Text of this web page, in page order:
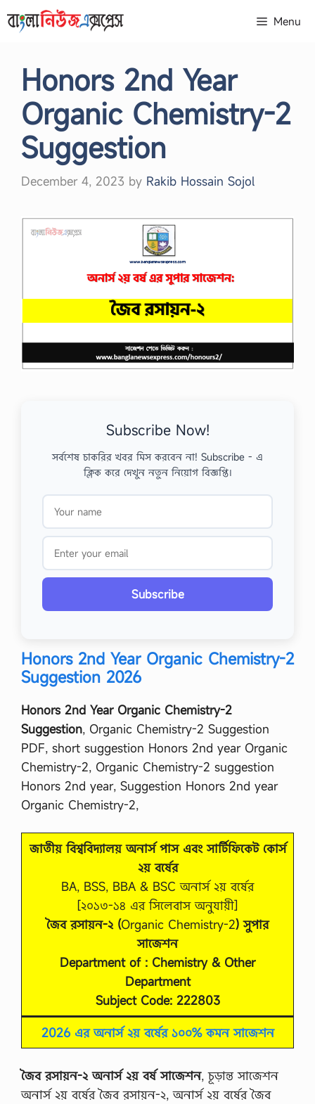
to
Menu
Honors 2nd Year
Organic Chemistry-2
Suggestion
December 4, 2023 by Rakib Hossain Sojol
Subscribe Now!
সর্বশেষ চাকরির খবর মিস করবেন না! Subscribe - এ
ক্লিক করে দেখুন নতুন নিয়োগ বিজ্ঞপ্তি।
Subscribe
Honors 2nd Year Organic Chemistry-2
Suggestion 2026
Honors 2nd Year Organic Chemistry-2
Suggestion, Organic Chemistry-2 Suggestion
PDF, short suggestion Honors 2nd year Organic
Chemistry-2, Organic Chemistry-2 suggestion
Honors 2nd year, Suggestion Honors 2nd year
Organic Chemistry-2,
জাতীয় বিশ্ববিদ্যালয় অনার্স পাস এবং সার্টিফিকেট কোর্স
২য় বর্ষের
BA, BSS, BBA & BSC অনার্স ২য় বর্ষের
[২০১৩-১৪ এর সিলেবাস অনুযায়ী]
জৈব রসায়ন-২ (Organic Chemistry-2) সুপার
সাজেশন
Department of : Chemistry & Other
Department
Subject Code: 222803
2026 এর অনার্স ২য় বর্ষের ১০০% কমন সাজেশন
জৈব রসায়ন-২ অনার্স ২য় বর্ষ সাজেশন, চূড়ান্ত সাজেশন
অনার্স ২য় বর্ষের জৈব রসায়ন-২, অনার্স ২য় বর্ষের জৈব